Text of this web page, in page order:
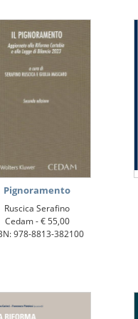
Pignoramento
Ruscica Serafino
Cedam -€ 55,00
978-8813-382100